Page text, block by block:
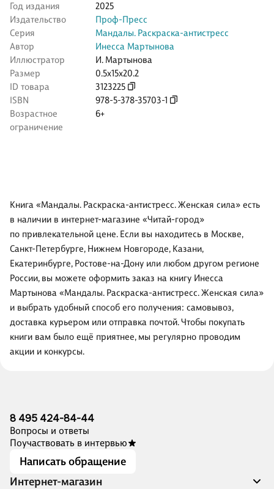
Год издания
2025
Издательство
Проф-Пресс
Серия
Мандалы. Раскраска-антистресс
Автор
Инесса Мартынова
Иллюстратор
И. Мартынова
Размер
0.5x15x20.2
ID товара
3123225
ISBN
978-5-378-35703-1
Возрастное
ограничение
6+
Книга «Мандалы. Раскраска-антистресс. Женская сила» есть
в наличии в интернет-магазине «Читай-город»
по привлекательной цене. Если вы находитесь в Москве,
Санкт-Петербурге, Нижнем Новгороде, Казани,
Екатеринбурге, Ростове-на-Дону или любом другом регионе
России, вы можете оформить заказ на книгу Инесса
Мартынова «Мандалы. Раскраска-антистресс. Женская сила»
и выбрать удобный способ его получения: самовывоз,
доставка курьером или отправка почтой. Чтобы покупать
книги вам было ещё приятнее, мы регулярно проводим
акции и конкурсы.
8 495 424-84-44
Вопросы и ответы
Поучаствовать в интервью
Написать обращение
Интернет-магазин